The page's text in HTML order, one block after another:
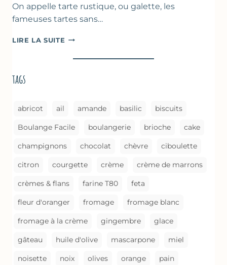
On appelle tarte rustique, ou galette, les
fameuses tartes sans…
LIRE LA SUITE TARTE
AUX
tags
abricot ail amande basilic biscuits
Boulange Facile boulangerie brioche cake
champignons chocolat chèvre ciboulette
citron courgette crème crème de marrons
crèmes & flans farine T80 feta
fleur d'oranger fromage fromage blanc
fromage à la crème gingembre glace
gâteau huile d'olive mascarpone miel
noisette noix olives orange pain